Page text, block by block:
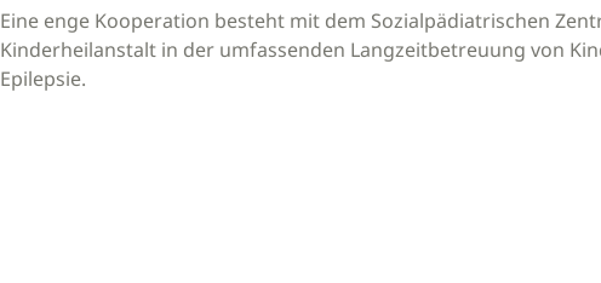
Eine enge Kooperation besteht mit dem Sozialpädiatrischen
Kinderheilanstalt in der umfassenden Langzeitbetreuung von
Epilepsie.